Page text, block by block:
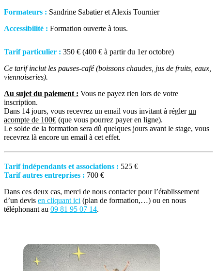
Formateurs : Sandrine Sabatier et Alexis Tournier
Accessibilité : Formation ouverte à tous.
Tarif particulier : 350 € (400 € à partir du 1er octobre)
Ce tarif inclut les pauses-café (boissons chaudes, jus de fruits, eaux,
viennoiseries).
Au sujet du paiement : Vous ne payez rien lors de votre
inscription.
Dans 14 jours, vous recevrez un email vous invitant à régler un
acompte de 100€ (que vous pourrez payer en ligne).
Le solde de la formation sera dû quelques jours avant le stage, vous
recevrez là encore un email à cet effet.
Tarif indépendants et associations : 525 €
Tarif autres entreprises : 700 €
Dans ces deux cas, merci de nous contacter pour l’établissement
d’un devis en cliquant ici (plan de formation,…) ou en nous
téléphonant au 09 81 95 07 14.